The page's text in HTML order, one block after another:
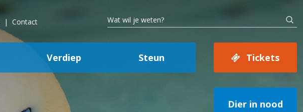
Contact
Verdiep Steun Tickets
Dier in nood